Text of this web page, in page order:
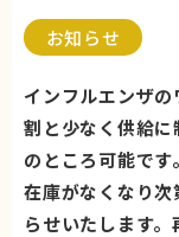
お知らせ
インフルエンザ
割と少なく供給
のところ可能です。
在庫がなくなり
らせいたします